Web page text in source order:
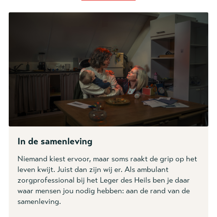
In de samenleving
Niemand kiest ervoor, maar soms raakt de grip op het
leven kwijt. Juist dan zijn wij er. Als ambulant
zorgprofessional bij het Leger des Heils ben je daar
waar mensen jou nodig hebben: aan de rand van de
samenleving.